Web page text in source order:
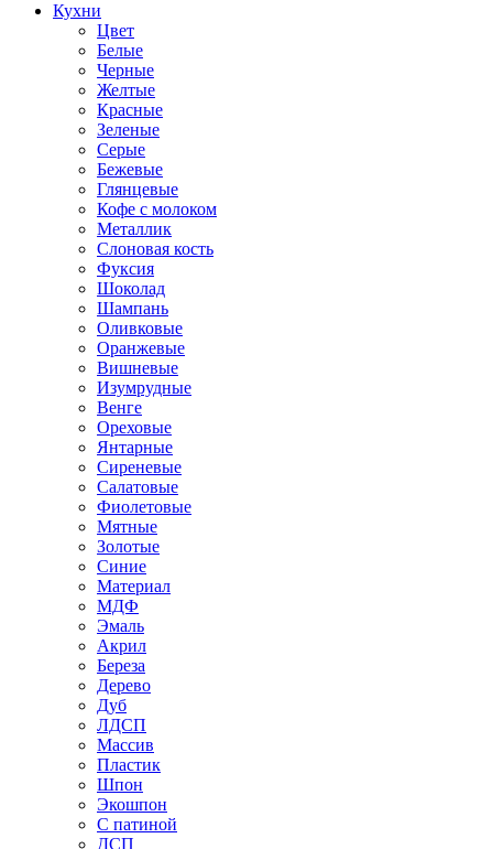
Кухни
Цвет
Белые
Черные
Желтые
Красные
Зеленые
Серые
Бежевые
Глянцевые
Кофе с молоком
Металлик
Слоновая кость
Фуксия
Шоколад
Шампань
Оливковые
Оранжевые
Вишневые
Изумрудные
Венге
Ореховые
Янтарные
Сиреневые
Салатовые
Фиолетовые
Мятные
Золотые
Синие
Материал
МДФ
Эмаль
Акрил
Береза
Дерево
Дуб
ЛДСП
Массив
Пластик
Шпон
Экошпон
С патиной
ДСП